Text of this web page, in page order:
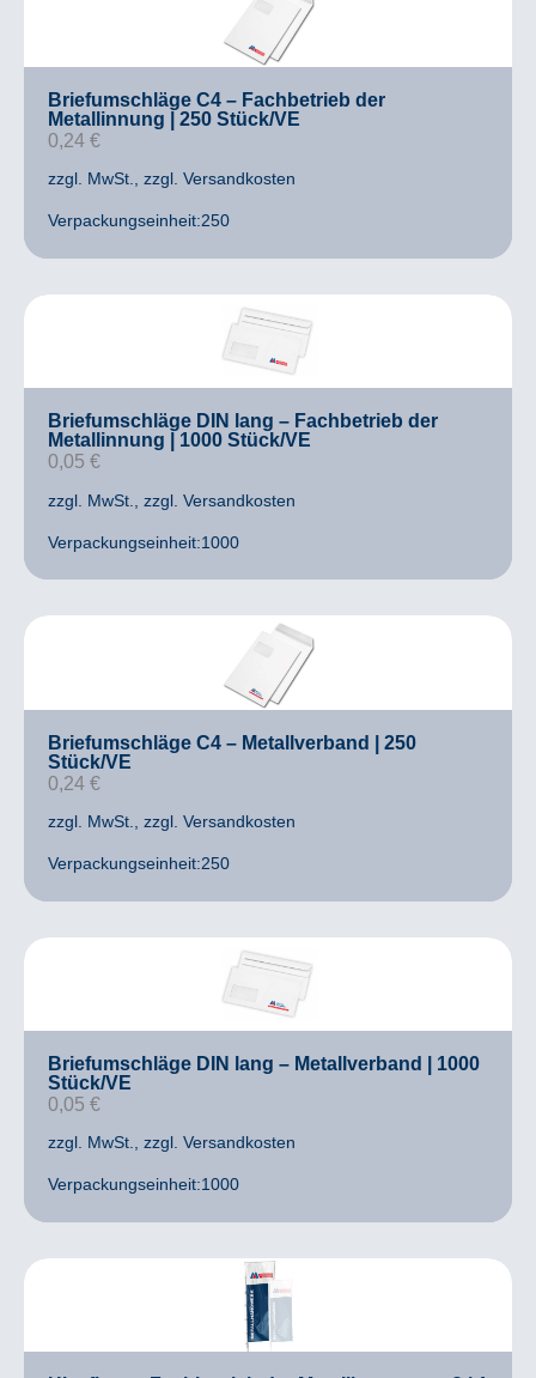
Briefumschläge C4 – Fachbetrieb der
Metallinnung | 250 Stück/VE
0,24 €
Verpackungseinheit:250
zzgl. MwSt. , zzgl. Versandkosten
Briefumschläge DIN lang – Fachbetrieb der
Metallinnung | 1000 Stück/VE
0,05 €
Verpackungseinheit:1000
zzgl. MwSt. , zzgl. Versandkosten
Briefumschläge C4 – Metallverband | 250
Stück/VE
0,24 €
Verpackungseinheit:250
zzgl. MwSt. , zzgl. Versandkosten
Briefumschläge DIN lang – Metallverband | 1000
Stück/VE
0,05 €
Verpackungseinheit:1000
zzgl. MwSt., zzgl. Versandkosten